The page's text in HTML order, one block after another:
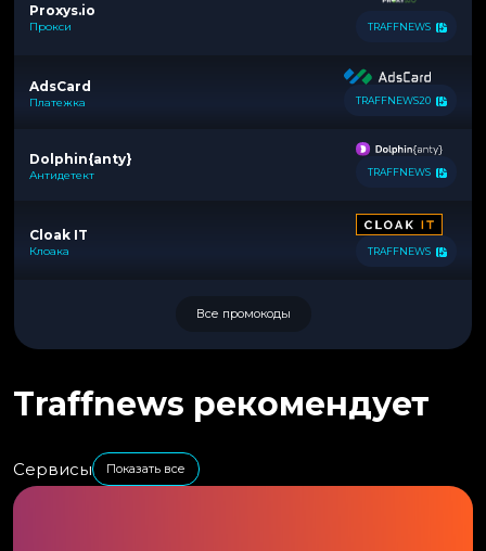
Proxys.io
Прокси TRAFFNEWS
AdsCard
Платежка TRAFFNEWS20
Dolphin{anty}
Антидетект TRAFFNEWS
Cloak IT
Клоака TRAFFNEWS
Все промокоды
Traffnews рекомендует
Сервисы Показать все